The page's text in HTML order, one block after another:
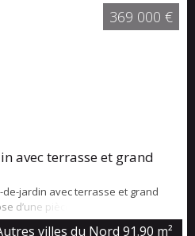
avec terrasse et grand
de-jardin avec terrasse et grand
d’une pièce de vie de 32 m²
ouverte. Elle s’ouvre sur une
villes du Nord 91.90 m²
369 000 €